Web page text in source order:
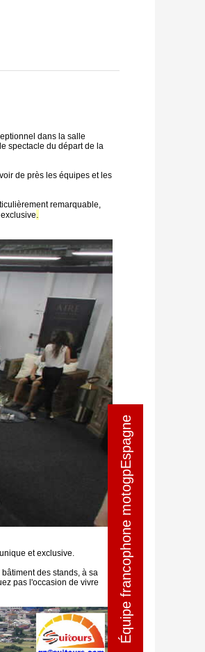
Équipe francophone motogpEspagne
Équipe francophone motogpEspagne
dans la salle
spectacle du départ de la
de près les équipes et les
remarquable,
et exclusive.
des stands, à sa
pas l'occasion de vivre